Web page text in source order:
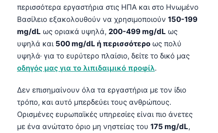
περισσότερα εργαστήρια στις ΗΠΑ και στο Ηνωμένο
Βασίλειο εξακολουθούν να χρησιμοποιούν 150-199
mg/dL ως οριακά υψηλά, 200-499 mg/dL ως
υψηλά και 500 mg/dL ή περισσότερο ως πολύ
υψηλά· για το ευρύτερο πλαίσιο, δείτε το δικό μας
οδηγός μας για το λιπιδαιμικό προφίλ.
Δεν επισημαίνουν όλα τα εργαστήρια με τον ίδιο
τρόπο, και αυτό μπερδεύει τους ανθρώπους.
Ορισμένες ευρωπαϊκές υπηρεσίες είναι πιο άνετες
με ένα ανώτατο όριο μη νηστείας του 175 mg/dL,